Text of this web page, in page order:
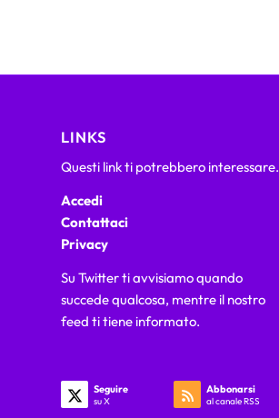
LINKS
Questi link ti potrebbero interessare.
Accedi
Contattaci
Privacy
Su Twitter ti avvisiamo quando
succede qualcosa, mentre il nostro
feed ti tiene informato.
Seguire
su X
Abbonarsi
al canale RSS